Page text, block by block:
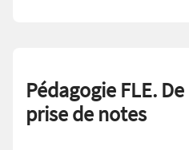
Pédagogie FLE.
prise de notes